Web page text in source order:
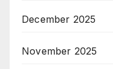
December 2025
November 2025